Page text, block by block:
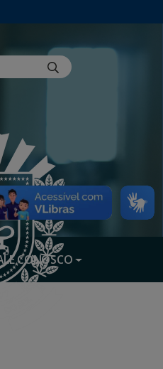
CONOSCO